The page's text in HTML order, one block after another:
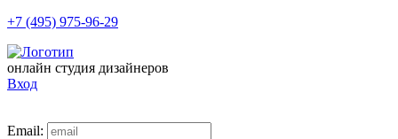
+7 (495) 975-96-29
онлайн студия дизайнеров
Вход
Email: